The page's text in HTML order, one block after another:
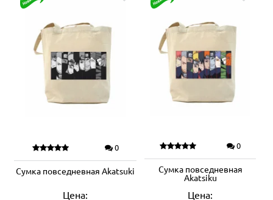
0
Сумка повседневная Akatsuki
Цена:
0
Сумка повседневная
Akatsiku
Цена: